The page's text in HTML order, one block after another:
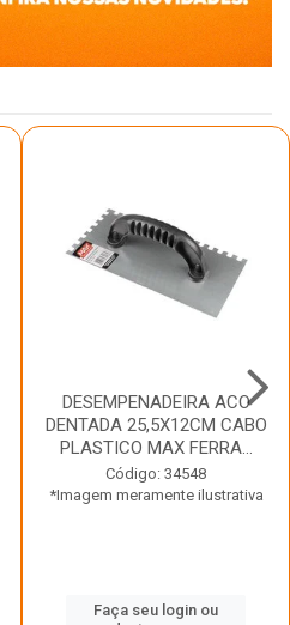
DESEMPENADEIRA ACO
DENTADA 25,5X12CM CABO
PLASTICO MAX FERRA...
Código: 34548
*Imagem meramente ilustrativa
Faça seu login ou